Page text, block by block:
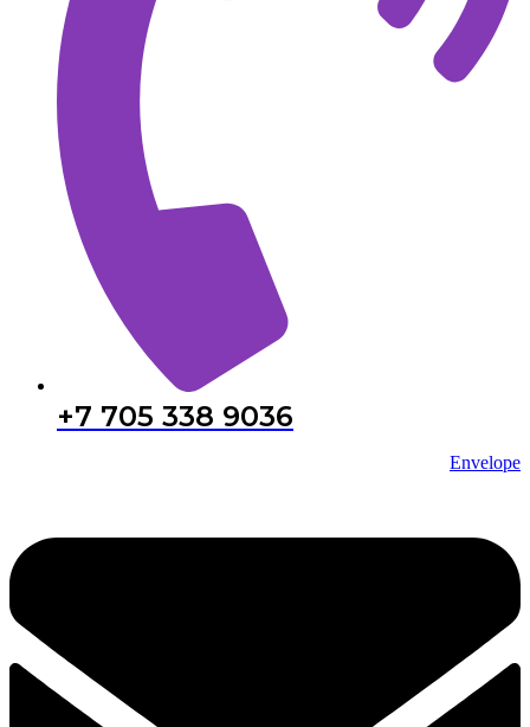
+7 705 338 9036
Envelope